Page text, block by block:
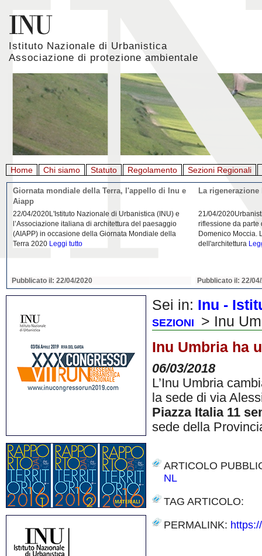
Istituto Nazionale di Urbanistica
Associazione di protezione ambientale
Home Chi siamo Statuto Regolamento Sezioni Regionali
Giornata mondiale della Terra, l'appello di Inu e
Aiapp
22/04/2020L'Istituto Nazionale di Urbanistica (INU) e
l’Associazione italiana di architettura del paesaggio
(AIAPP) in occasione della Giornata Mondiale della
Terra 2020 Leggi tutto
Pubblicato il: 22/04/2020
La
21/04/
riflessione da parte
Domenico Moccia.
dell'architettura
Pubblicato il: 22/
Sei in: Inu -
SEZIONI
> Inu
Inu Umbria ha
06/03/2018
L’Inu Umbria
la sede di via
Piazza Italia 11
sede della
ARTICOLO
NL
TAG ARTICOLO:
PERMALINK: